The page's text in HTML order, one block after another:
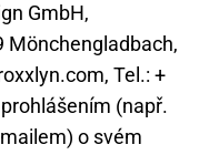
GmbH,
Mönchengladbach,
Tel.: +
(např.
o svém